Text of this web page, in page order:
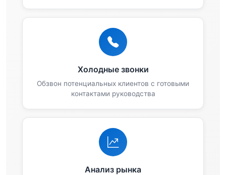
Холодные звонки
Обзвон потенциальных клиентов с готовыми
контактами руководства
Анализ рынка